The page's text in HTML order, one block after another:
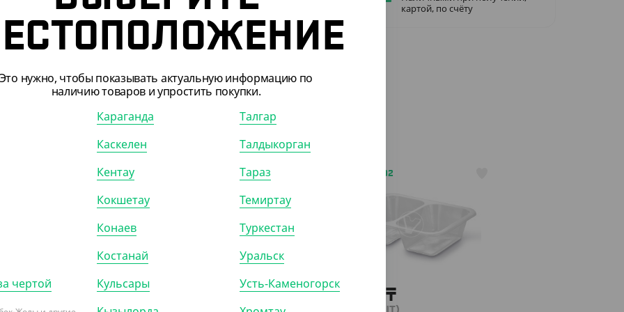
картой, по счёту
₸
₸/ШТ)
18 400
(46
АРТ. 2503202
3 224 ₸
/ШТ)
Это нужно, чтобы показывать актуальную информацию по
наличию товаров и упростить покупки.
чертой
Караганда
Каскелен
Кентау
Кокшетау
Конаев
Костанай
Кульсары
Талгар
Талдыкорган
Тараз
Темиртау
Туркестан
Уральск
Усть-Каменогорск